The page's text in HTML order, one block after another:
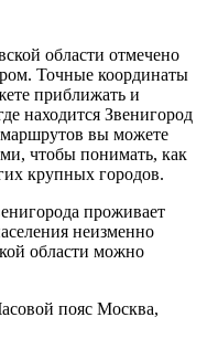
области отмечено
Точные координаты
приближать и
находится Звенигород
вы можете
чтобы понимать, как
крупных городов.
проживает
неизменно
области можно
пояс Москва,